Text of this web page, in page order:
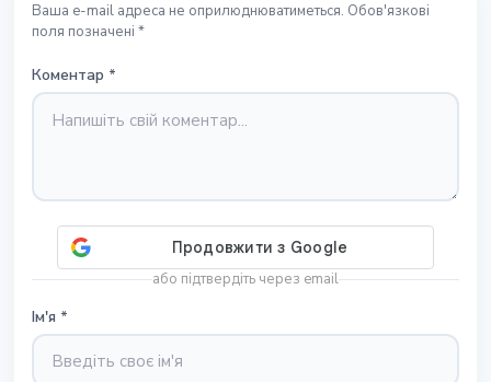
Ваша e-mail адреса не оприлюднюватиметься. Обов'язкові
поля позначені *
Коментар *
або підтвердіть через email
Ім'я *